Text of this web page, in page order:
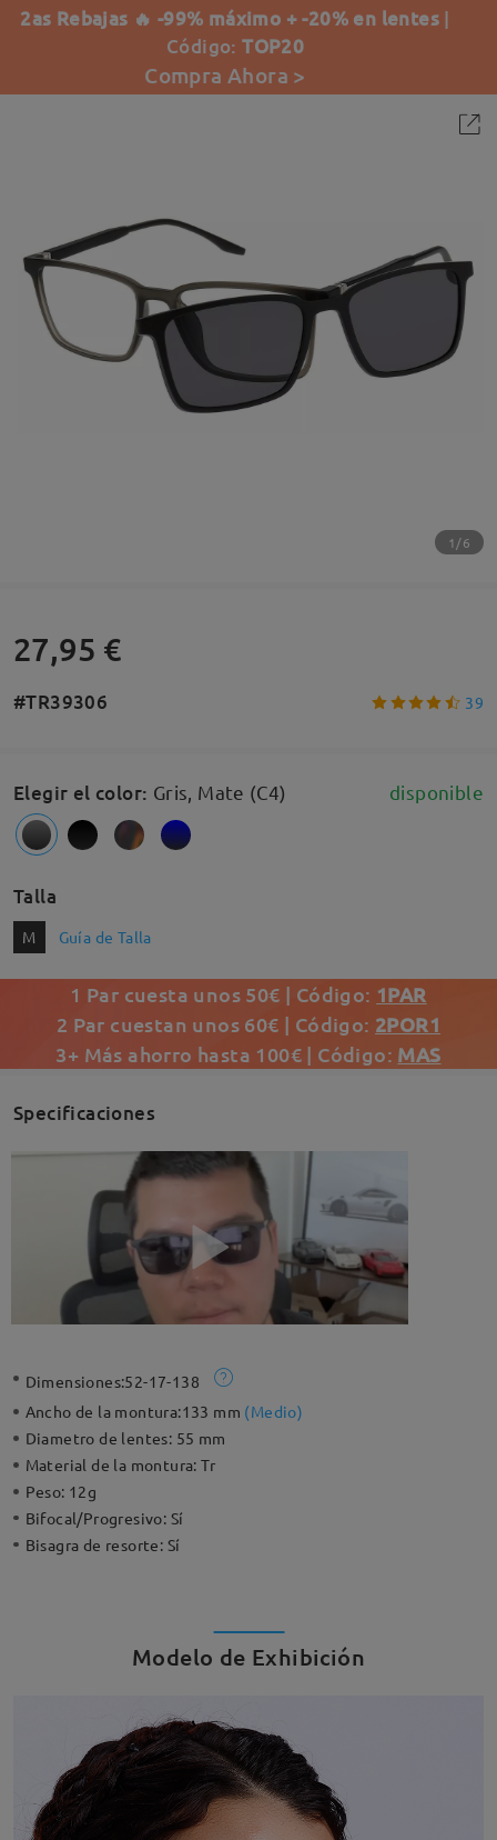
2as Rebajas 🔥 -99% máximo + -20% en lentes |
Código:TOP20
Compra Ahora >
1/6
27,95 €
#TR39306 39
Elegir el color: Gris, Mate (C4) disponible
Talla
M Guía de Talla
1 Par cuesta unos 50€ | Código: 1PAR
2 Par cuestan unos 60€ | Código: 2POR1
3+ Más ahorro hasta 100€ | Código: MAS
Specificaciones
Dimensiones:52-17-138
Ancho de la montura:133 mm (Medio)
Diametro de lentes: 55 mm
Material de la montura:Tr
Peso: 12g
Bifocal/Progresivo: Sí
Bisagra de resorte: Sí
Modelo de Exhibición